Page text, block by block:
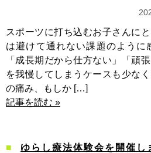
スポーツに打ち込むお子さんに
は避けて通れない課題のように
「成長期だから仕方ない」「頑
を我慢してしまうケースも少な
の痛み、もしか […]
記事を読む »
ゆらし療法体験会を開催し